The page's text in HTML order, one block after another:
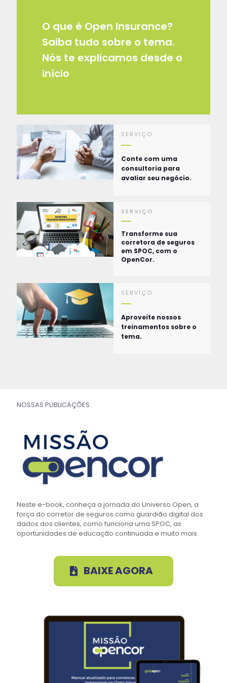
O que é Open Insurance?
Saiba tudo sobre o tema.
Nós te explicamos desde o
início
SERVIÇO
Conte com uma
consultoria para
avaliar seu negócio.
SERVIÇO
Transforme sua
corretora de seguros
em SPOC, com o
OpenCor.
SERVIÇO
Aproveite nossos
treinamentos sobre o
tema.
NOSSAS PUBLICAÇÕES
Neste e-book, conheça a jornada do Universo Open, a
força do corretor de seguros como guardião digital dos
dados dos clientes, como funciona uma SPOC, as
oportunidades de educação continuada e muito mais.
BAIXE AGORA